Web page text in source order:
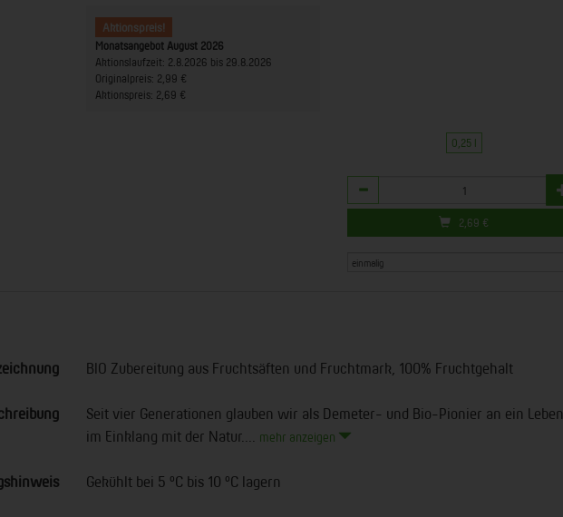
Aktionspreis!
Monatsangebot August 2026
Aktionslaufzeit: 2.8.2026 bis 29.8.2026
Originalpreis: 2,99 €
Aktionspreis: 2,69 €
0,25 l
Anzahl
2,69 €
BIO Zubereitung aus Fruchtsäften und Fruchtmark, 100% Fruchtgehalt
Seit vier Generationen glauben wir als Demeter- und Bio-Pionier an ein Leben
im Einklang mit der Natur....
mehr anzeigen
Gekühlt bei 5 °C bis 10 °C lagern